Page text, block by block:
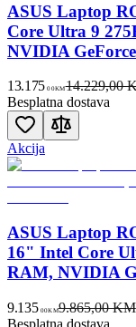
ASUS Laptop
Core Ultra 9
NVIDIA
13.175 00KM14.229,00
Besplatna dostava
Akcija
ASUS Laptop
16" Intel Core
RAM, NVIDIA
9.135 00KM9.865,00 KM
Besplatna dostava